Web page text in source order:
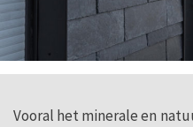
Vooral het minerale en